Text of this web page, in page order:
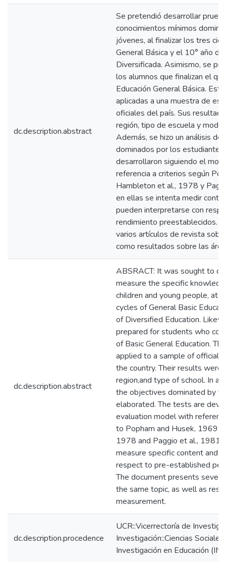
dc.description.abstract
Se pretendió desarrollar
conocimientos mínimos
jóvenes, al finalizar los tres
General Básica y el 10° año de
Diversificada. Asimismo, se
los alumnos que finalizan el
Educación General Básica.
aplicadas a una muestra de
oficiales del país. Sus
región, tipo de escuela y
Además, se hizo un análisis
dominados por los
desarrollaron siguiendo el
referencia a criterios según
Hambleton et al., 1978 y
en ellas se intenta medir
pueden interpretarse con
rendimiento preestablecidos.
varios artículos de revista
como resultados sobre las
dc.description.abstract
ABSRACT: It was sought to
measure the specific
children and young people, at
cycles of General Basic
of Diversified Education.
prepared for students who
of Basic General Education.
applied to a sample of official
the country. Their results were
region,and type of school. In
the objectives dominated by
elaborated. The tests are
evaluation model with
to Popham and Husek, 1969;
1978 and Paggio et al., 1981;
measure specific content and
respect to pre-established
The document presents
the same topic, as well as
measurement.
dc.description.procedence
UCR::Vicerrectoría de
Investigación::Ciencias
Investigación en Educación